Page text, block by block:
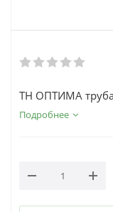
ТН ОПТИМА
Подробнее